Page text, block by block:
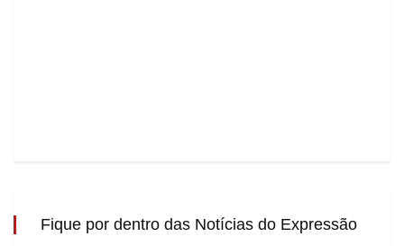
Fique por dentro das Notícias do Expressão